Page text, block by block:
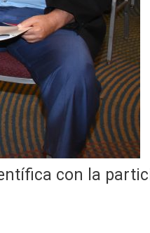
con la